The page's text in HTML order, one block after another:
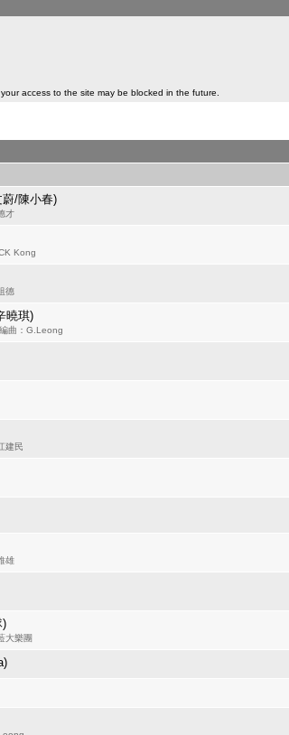
access to the site may be blocked in the future.
/陳小春)
才
Kong
德
曉琪)
曲：G.Leong
建民
雄
)
大樂團